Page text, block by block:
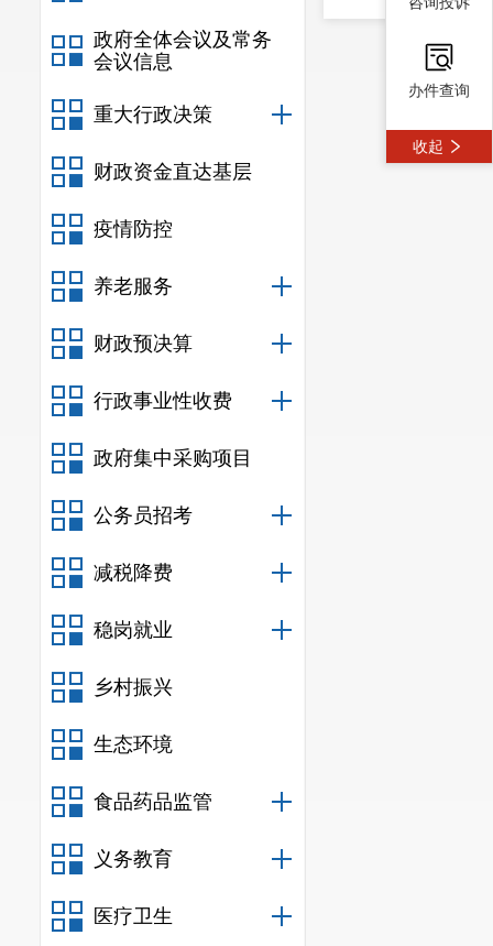
政府全体会议及常务
会议信息
重大行政决策
财政资金直达基层
疫情防控
养老服务
财政预决算
行政事业性收费
政府集中采购项目
公务员招考
减税降费
稳岗就业
乡村振兴
生态环境
食品药品监管
义务教育
医疗卫生
办件查询
收起